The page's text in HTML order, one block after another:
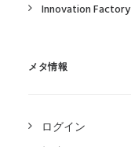
Innovation Factory
メタ情報
ログイン